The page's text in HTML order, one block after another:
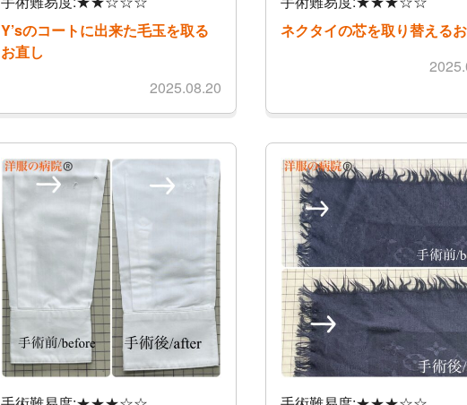
Y’sのコートに出来た毛玉を取る
お直し
2025.08.20
ネクタイの芯を取り替える